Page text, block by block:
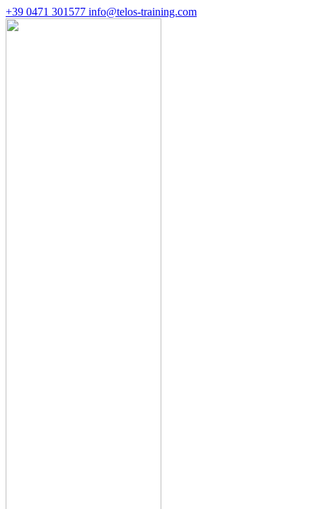
+39 0471 301577 info@telos-training.com